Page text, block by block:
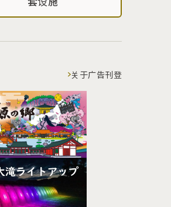
关于广告刊登